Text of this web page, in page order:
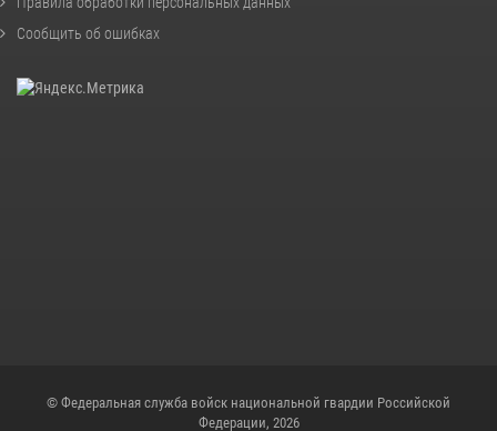
Сообщить об ошибках
© Федеральная служба войск национальной гвардии Российской
Федерации, 2026